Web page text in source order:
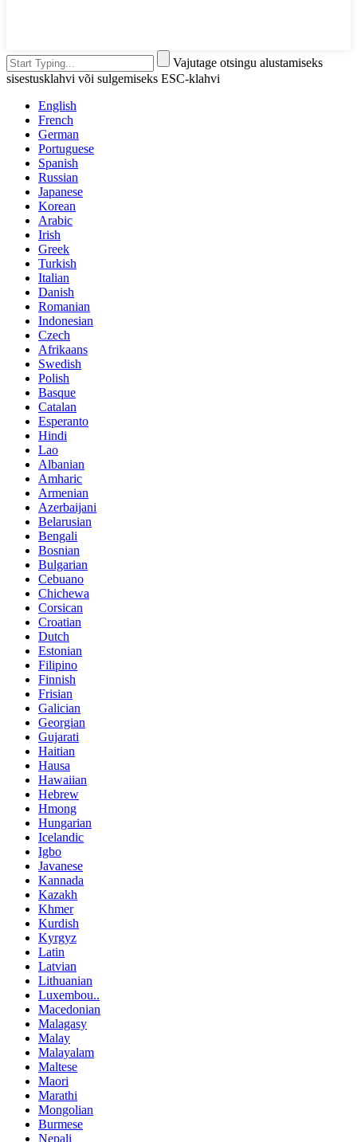
Vajutage otsingu alustamiseks
sisestusklahvi või sulgemiseks ESC-klahvi
English
French
German
Portuguese
Spanish
Russian
Japanese
Korean
Arabic
Irish
Greek
Turkish
Italian
Danish
Romanian
Indonesian
Czech
Afrikaans
Swedish
Polish
Basque
Catalan
Esperanto
Hindi
Lao
Albanian
Amharic
Armenian
Azerbaijani
Belarusian
Bengali
Bosnian
Bulgarian
Cebuano
Chichewa
Corsican
Croatian
Dutch
Estonian
Filipino
Finnish
Frisian
Galician
Georgian
Gujarati
Haitian
Hausa
Hawaiian
Hebrew
Hmong
Hungarian
Icelandic
Igbo
Javanese
Kannada
Kazakh
Khmer
Kurdish
Kyrgyz
Latin
Latvian
Lithuanian
Luxembou..
Macedonian
Malagasy
Malay
Malayalam
Maltese
Maori
Marathi
Mongolian
Burmese
Nepali